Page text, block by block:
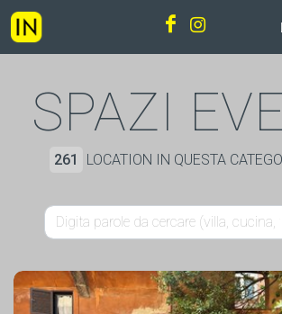
SPAZI
261 LOCATION IN QUESTA